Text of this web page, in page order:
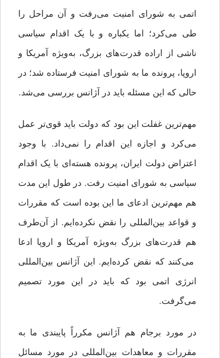
اتمی به شورای امنیت می‌رفت و آن مراحل را
طی می‌کرد؛ اما یکباره و با یک اقدام سیاسی
ناشی از اراده قدرت‌های بزرگ، به‌ویژه آمریکا و
اروپا، پرونده ما به شورای امنیت فرستاده شد؛ در
حالی که این مسئله باید در آژانس بررسی می‌شد.
مهم‌ترین غفلت این بود که دولت باید قوی‌تر عمل
می‌کرد و اجازه این اقدام را نمی‌داد. با وجود
اعتراض دولت ایران، پرونده هسته‌ای با یک اقدام
سیاسی به شورای امنیت رفت. در طول این مدت
هم مهم‌ترین ادعای ما این بوده است که مقررات
و قواعد بین‌المللی را نقض نکرده‌ایم. از آن‌طرف
هم قدرت‌های بزرگ به‌ویژه آمریکا و اروپا ادعا
می‌کنند که نقض کرده‌ایم. این آژانس بین‌المللی
انرژی اتمی بود که باید در این مورد تصمیم
می‌گرفت.
در مورد برجام هم آژانس مکرراً پایبندی ما به
مقررات و معاهدات بین‌المللی در مورد مسائل